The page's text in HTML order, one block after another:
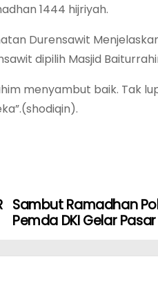
1444 hijriyah.
Durensawit
dipilih Masjid
menyambut baik. Tak
Sambut Ramadhan
Pemda DKI Gelar